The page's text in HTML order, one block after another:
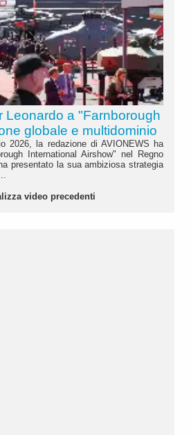
Leonardo a "Farnborough
globale e multidominio
2026, la redazione di AVIONEWS ha
International Airshow" nel Regno
presentato la sua ambiziosa strategia
video precedenti